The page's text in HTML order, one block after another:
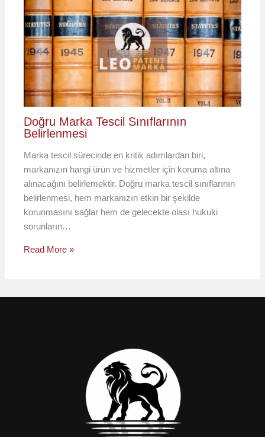
Doğru Marka Tescil Sınıflarının
Belirlenmesi
Marka tescil sürecinde en kritik adımlardan biri,
markanızın hangi ürün ve hizmetler için koruma altına
alınacağını belirlemektir. Doğru marka tescil sınıflarının
belirlenmesi, hem markanızın etkin bir şekilde
korunmasını sağlar hem de gelecekte olası hukuki
sorunların…
Read More »